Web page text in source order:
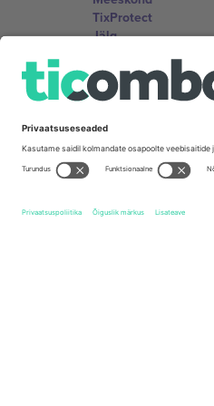
TixProtect
Jälg
Partnerlusprogramm
Kontorid ja tugi